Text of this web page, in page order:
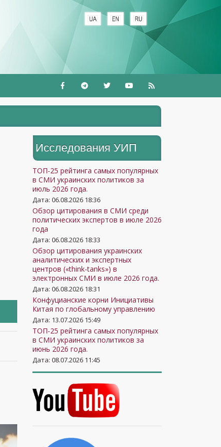
Исследования УИП
ТОП-25 рейтинга самых популярных
в СМИ украинских политиков за
июль 2026 года.
Дата: 06.08.2026 18:36
Обзор цитирования в СМИ среди
политических экспертов в июле 2026
года
Дата: 06.08.2026 18:33
Обзор цитирования украинских
аналитических и экспертных
центров («think-tanks») в
электронных СМИ в июле 2026 года.
Дата: 06.08.2026 18:31
Конфуцианские корни Инициативы
Китая по глобальному управлению
Дата: 13.07.2026 15:49
ТОП-25 рейтинга самых популярных
в СМИ украинских политиков за
июнь 2026 года.
Дата: 08.07.2026 11:45